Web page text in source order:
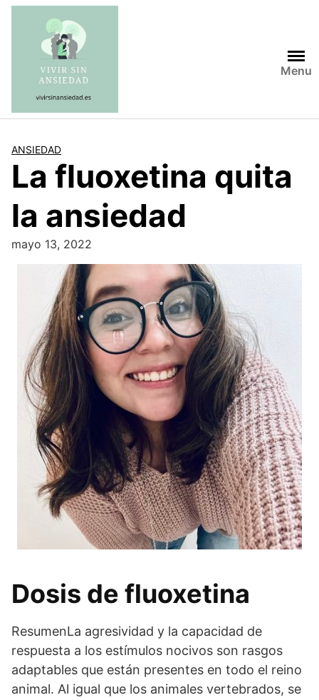
Saltar
contenido
Menu
ANSIEDAD
La fluoxetina quita
la ansiedad
mayo 13, 2022
Dosis de fluoxetina
ResumenLa agresividad y la capacidad de
respuesta a los estímulos nocivos son rasgos
adaptables que están presentes en todo el reino
animal. Al igual que los animales vertebrados, se